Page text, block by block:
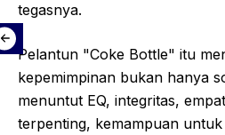
tegasnya.
Pelantun "Coke Bottle" itu
kepemimpinan bukan hanya
menuntut EQ, integritas,
terpenting, kemampuan